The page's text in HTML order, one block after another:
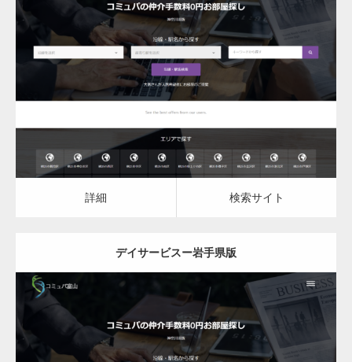
更新日： 2023.03.09
デイサービス
詳細 検索サイト
詳細 検索サイト
デイサービスー岩手県版
更新日： 2023.03.09